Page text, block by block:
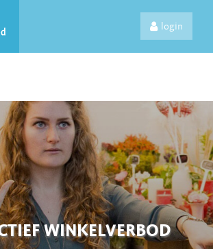
login
WINKELVERBOD